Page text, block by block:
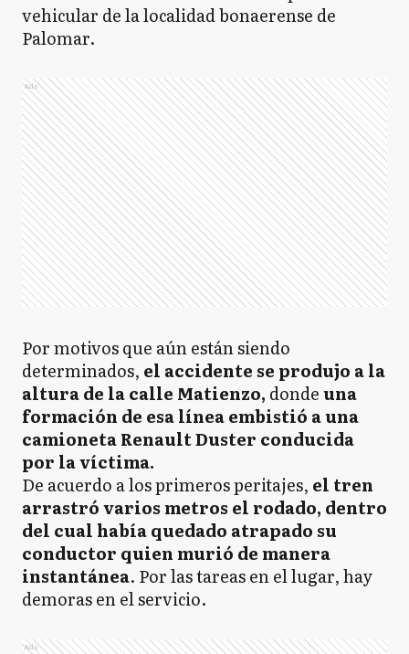
vehicular de la localidad bonaerense de
Palomar.
Ads
Por motivos que aún están siendo
determinados, el accidente se produjo a la
altura de la calle Matienzo, dondeuna
formación de esa línea embistió a una
camioneta Renault Duster conducida
por la víctima.
De acuerdo a los primeros peritajes, el tren
arrastró varios metros el rodado, dentro
del cual había quedado atrapado su
conductor quien murió de manera
instantánea. Por las tareas en el lugar, hay
demoras en el servicio.
Ads